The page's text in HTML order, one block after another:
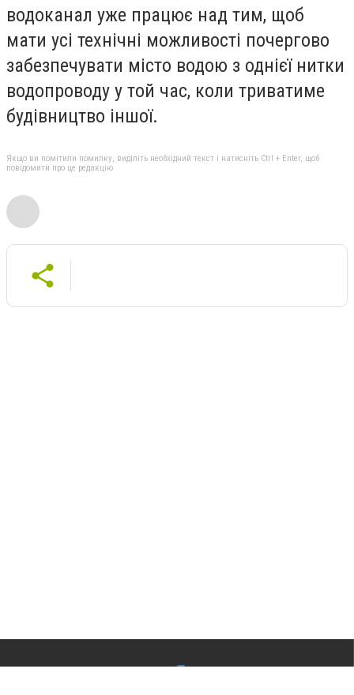
водоканал уже працює над тим, щоб
мати усі технічні можливості почергово
забезпечувати місто водою з однієї нитки
водопроводу у той час, коли триватиме
будівництво іншої.
Якщо ви помітили помилку, виділіть необхідний текст і натисніть Ctrl + Enter, щоб
повідомити про це редакцію